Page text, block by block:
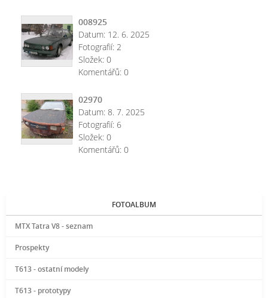
008925
Datum: 12. 6. 2025
Fotografií: 2
Složek: 0
Komentářů: 0
02970
Datum: 8. 7. 2025
Fotografií: 6
Složek: 0
Komentářů: 0
FOTOALBUM
MTX Tatra V8 - seznam
Prospekty
T613 - ostatní modely
T613 - prototypy